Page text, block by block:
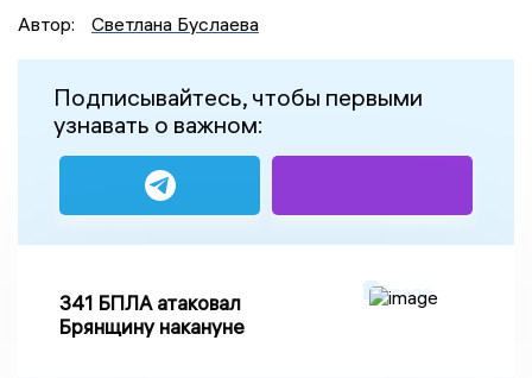
Автор:
Светлана Буслаева
Подписывайтесь, чтобы первыми
узнавать о важном:
341 БПЛА атаковал
Брянщину накануне